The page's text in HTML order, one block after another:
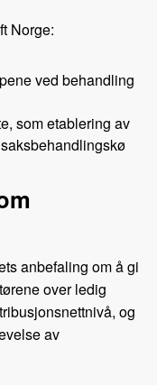
Norge:
ved behandling
som etablering av
anbefaling om å gi
over ledig
og
av